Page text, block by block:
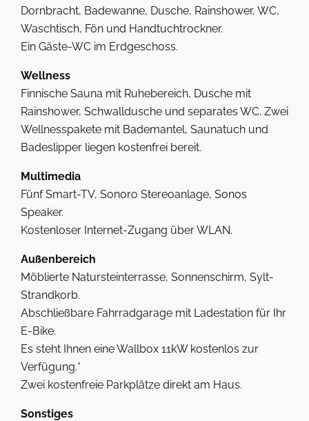
Dornbracht, Badewanne, Dusche, Rainshower, WC,
Waschtisch, Fön und Handtuchtrockner.
Ein Gäste-WC im Erdgeschoss.
Wellness
Finnische Sauna mit Ruhebereich, Dusche mit
Rainshower, Schwalldusche und separates WC. Zwei
Wellnesspakete mit Bademantel, Saunatuch und
Badeslipper liegen kostenfrei bereit.
Multimedia
Fünf Smart-TV, Sonoro Stereoanlage, Sonos
Speaker.
Kostenloser Internet-Zugang über WLAN.
Außenbereich
Möblierte Natursteinterrasse, Sonnenschirm, Sylt-
Strandkorb.
Abschließbare Fahrradgarage mit Ladestation für Ihr
E-Bike.
Es steht Ihnen eine Wallbox 11kW kostenlos zur
Verfügung.*
Zwei kostenfreie Parkplätze direkt am Haus.
Sonstiges